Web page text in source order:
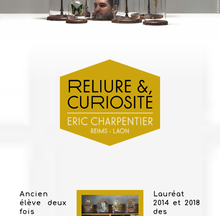
Ancien
élève deux
fois
Lauréat
2014 et 2018
des